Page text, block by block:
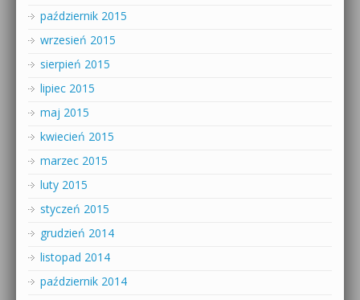
październik 2015
wrzesień 2015
sierpień 2015
lipiec 2015
maj 2015
kwiecień 2015
marzec 2015
luty 2015
styczeń 2015
grudzień 2014
listopad 2014
październik 2014